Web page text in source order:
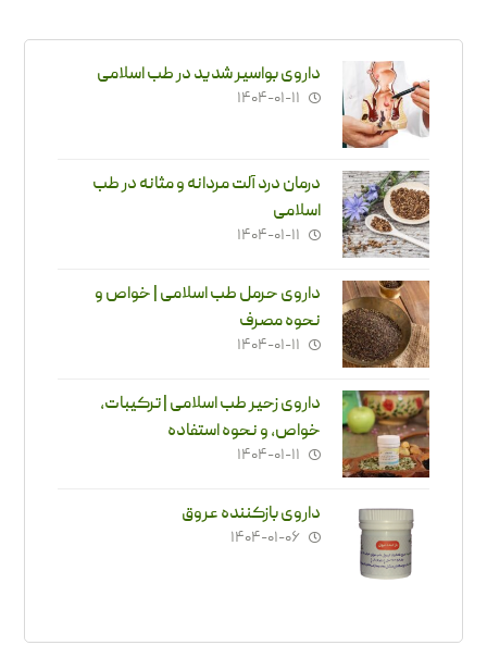
داروی بواسیر شدید در طب اسلامی
۱۴۰۴-۰۱-۱۱
درمان درد آلت مردانه و مثانه در طب
اسلامی
۱۴۰۴-۰۱-۱۱
داروی حرمل طب اسلامی | خواص و
نحوه مصرف
۱۴۰۴-۰۱-۱۱
داروی زحیر طب اسلامی | ترکیبات،
خواص، و نحوه استفاده
۱۴۰۴-۰۱-۱۱
داروی بازکننده عروق
۱۴۰۴-۰۱-۰۶